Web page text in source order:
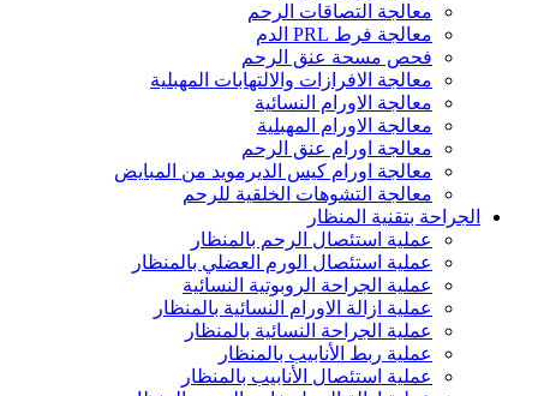
معالجة التصاقات الرحم
معالجة فرط PRL الدم
فحص مسحة عنق الرحم
معالجة الافرازات والالتهابات المهبلية
معالجة الاورام النسائية
معالجة الاورام المهبلية
معالجة اورام عنق الرحم
معالجة اورام كيس الديرمويد من المبايض
معالجة التشوهات الخلقية للرحم
الجراحة بتقنية المنظار
عملية استئصال الرحم بالمنظار
عملية استئصال الورم العضلي بالمنظار
عملية الجراحة الروبوتية النسائية
عملية ازالة الاورام النسائية بالمنظار
عملية الجراحة النسائية بالمنظار
عملية ربط الأنابيب بالمنظار
عملية استئصال الأنابيب بالمنظار